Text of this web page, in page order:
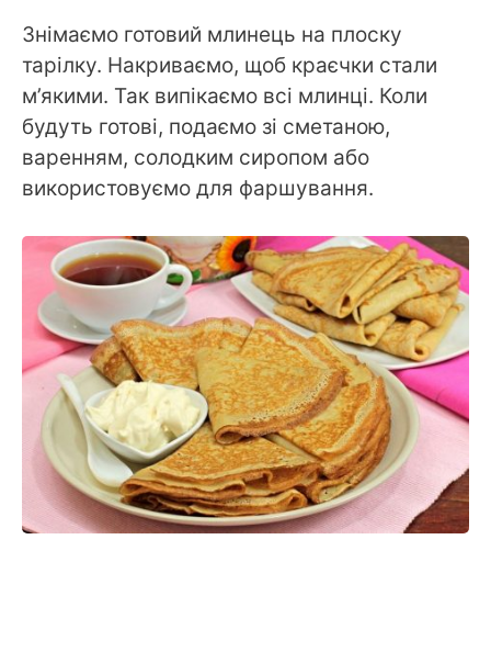
Знімаємо готовий млинець на плоску
тарілку. Накриваємо, щоб краєчки стали
м’якими. Так випікаємо всі млинці. Коли
будуть готові, подаємо зі сметаною,
варенням, солодким сиропом або
використовуємо для фаршування.